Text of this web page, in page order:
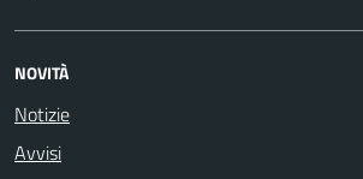
NOVITÀ
Notizie
Avvisi